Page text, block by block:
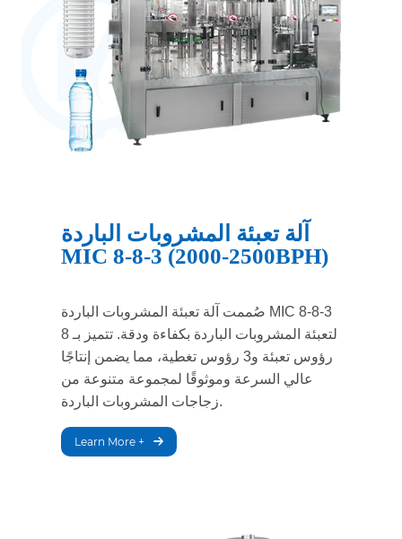
آلة تعبئة المشروبات الباردة
MIC 8-8-3 (2000-2500BPH)
صُممت آلة تعبئة المشروبات الباردة MIC 8-8-3
لتعبئة المشروبات الباردة بكفاءة ودقة. تتميز بـ 8
رؤوس تعبئة و3 رؤوس تغطية، مما يضمن إنتاجًا
عالي السرعة وموثوقًا لمجموعة متنوعة من
زجاجات المشروبات الباردة.
Learn More +